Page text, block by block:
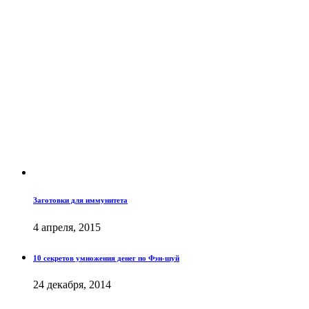
Заготовки для иммунитета
4 апреля, 2015
10 секретов умножения денег по Фэн-шуй
24 декабря, 2014